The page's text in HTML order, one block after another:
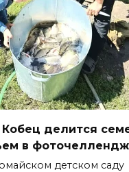
Кобец делится
в
детском саду